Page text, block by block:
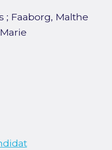
; Faaborg, Malthe